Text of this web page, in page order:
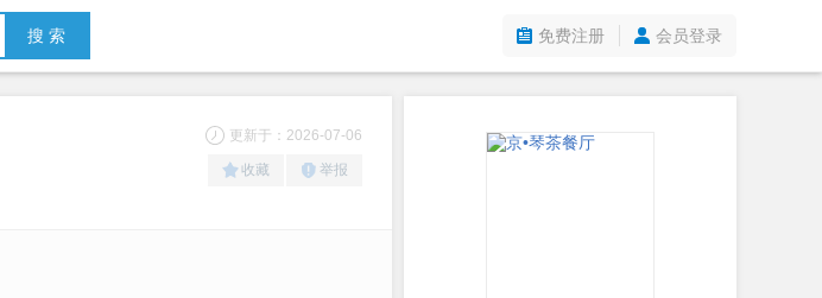
搜 索 免费注册 会员登录
更新于：2026-07-06
收藏 举报